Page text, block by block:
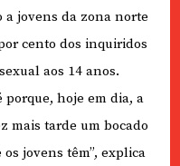
jovens da zona norte
cento dos inquiridos
aos 14 anos.
porque, hoje em dia, a
mais tarde um bocado
jovens têm”, explica